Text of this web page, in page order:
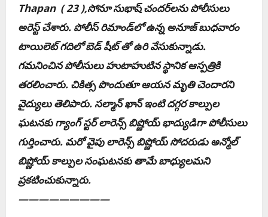
Thapan ( 23 ),సోనూ సుభాష్ చంద‌ర్‌ల‌ను పోలీసులు
అరెస్ట్ చేశారు. పోలీస్ రిమాండ్‌లో ఉన్న అనూజ్ బుధ‌వారం
టాయిలెట్ గ‌దిలో బెడ్ షీట్ తో ఉరి వేసుకున్నాడు.
గ‌మ‌నించిన పోలీసులు హుటాహుటిన స్థానిక ఆస్ప‌త్రికి
త‌ర‌లించారు. చికిత్స పొందుతూ ఆయ‌న మృతి చెందార‌ని
వైద్యులు తెలిపారు. స‌ల్మాన్ ఖాన్ ఇంటి ద‌గ్గ‌ర కాల్పుల
ఘ‌ట‌న‌కు గ్యాంగ్ స్ట‌ర్ లారెన్స్ బిష్ణోయ్ భాద్యుడిగా పోలీసులు
గుర్తించారు. మ‌రో వైపు లారెన్స్ బిష్ణోయ్ సోద‌రుడు అన్మోల్
బిష్ణోయ్ కాల్పుల సంఘ‌ట‌న‌కు తామే బాధ్యుల‌మ‌ని
ప్ర‌క‌టించుకున్నారు.
—————————